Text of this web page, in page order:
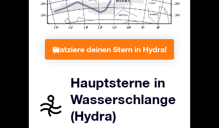
Platziere deinen Stern in Hydra!
Hauptsterne in
Wasserschlange
(Hydra)